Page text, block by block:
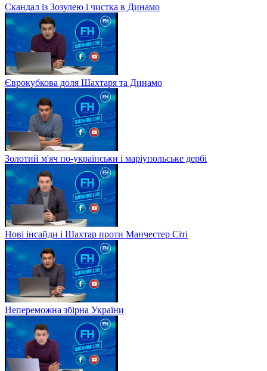
Скандал із Зозулею і чистка в Динамо
Єврокубкова доля Шахтаря та Динамо
Золотий м'яч по-українськи і маріупольське дербі
Нові інсайди і Шахтар проти Манчестер Сіті
Непереможна збірна України